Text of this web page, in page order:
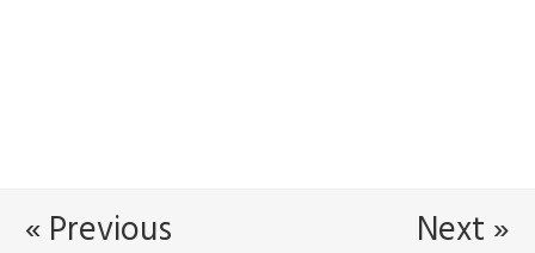
Next »
« Previous